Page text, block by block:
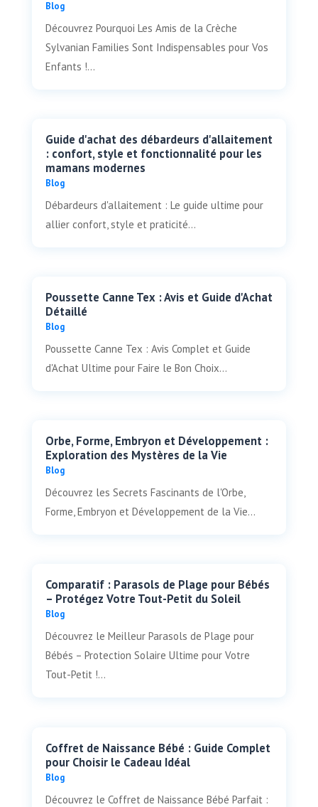
Blog
Découvrez Pourquoi Les Amis de la Crèche
Sylvanian Families Sont Indispensables pour Vos
Enfants !...
Guide d'achat des débardeurs d'allaitement
: confort, style et fonctionnalité pour les
mamans modernes
Blog
Débardeurs d'allaitement : Le guide ultime pour
allier confort, style et praticité...
Poussette Canne Tex : Avis et Guide d'Achat
Détaillé
Blog
Poussette Canne Tex : Avis Complet et Guide
d'Achat Ultime pour Faire le Bon Choix...
Orbe, Forme, Embryon et Développement :
Exploration des Mystères de la Vie
Blog
Découvrez les Secrets Fascinants de l'Orbe,
Forme, Embryon et Développement de la Vie...
Comparatif : Parasols de Plage pour Bébés
– Protégez Votre Tout-Petit du Soleil
Blog
Découvrez le Meilleur Parasols de Plage pour
Bébés – Protection Solaire Ultime pour Votre
Tout-Petit !...
Coffret de Naissance Bébé : Guide Complet
pour Choisir le Cadeau Idéal
Blog
Découvrez le Coffret de Naissance Bébé Parfait :